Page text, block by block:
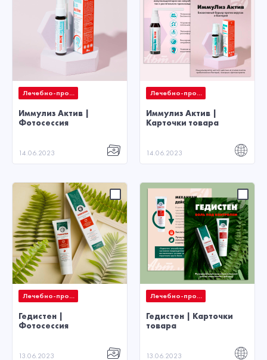
Лечебно-про...
Иммулиз Актив |
Фотосессия
14.06.2023
Лечебно-про...
Иммулиз Актив |
Карточки товара
14.06.2023
Лечебно-про...
Гедистен |
Фотосессия
13.06.2023
Лечебно-про...
Гедистен | Карточки
товара
13.06.2023